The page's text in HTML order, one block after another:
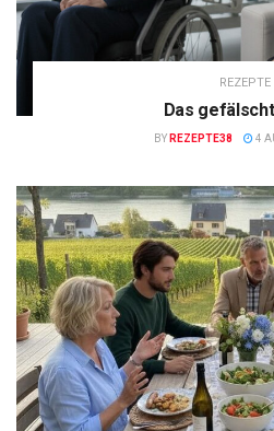
REZEPTE
Das
BY REZEPTE38 4